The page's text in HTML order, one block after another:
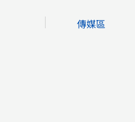
傳媒區